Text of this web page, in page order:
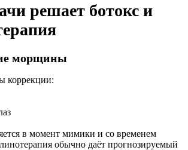
решает ботокс и
морщины
коррекции:
в момент мимики и со временем
обычно даёт прогнозируемый